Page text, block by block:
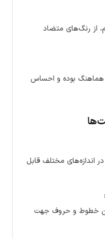
از رنگ‌های متضاد
هماهنگ بوده و احساس
اندازه‌های مختلف قابل
خطوط و حروف جهت